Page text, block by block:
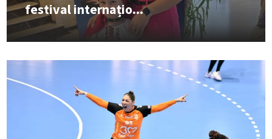
festival internațio...